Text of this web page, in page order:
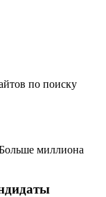
по поиску
миллиона